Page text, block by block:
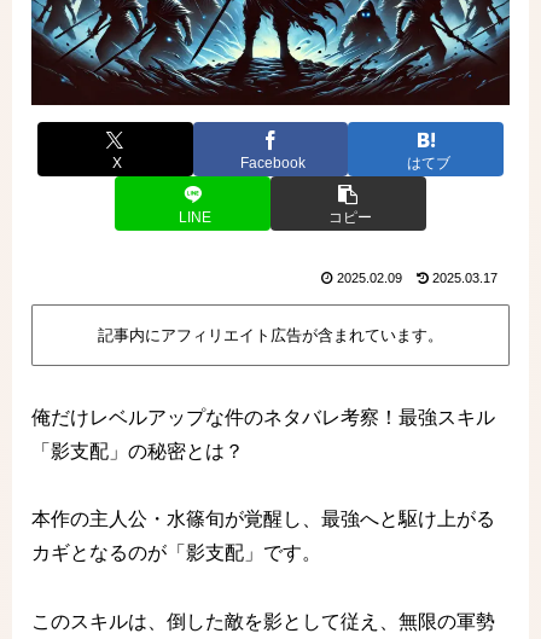
X Facebook はてブ
LINE コピー
2025.02.09 2025.03.17
記事内にアフィリエイト広告が含まれています。
俺だけレベルアップな件のネタバレ考察！最強スキル
「影支配」の秘密とは？
本作の主人公・水篠旬が覚醒し、最強へと駆け上がる
カギとなるのが「影支配」です。
このスキルは、倒した敵を影として従え、無限の軍勢